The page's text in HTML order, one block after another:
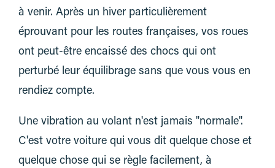
à venir. Après un hiver particulièrement
éprouvant pour les routes françaises, vos roues
ont peut-être encaissé des chocs qui ont
perturbé leur équilibrage sans que vous vous en
rendiez compte.
Une vibration au volant n'est jamais "normale".
C'est votre voiture qui vous dit quelque chose et
quelque chose qui se règle facilement, à